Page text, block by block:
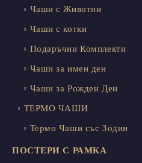
Чаши с Животни
Чаши с котки
Подаръчни Комплекти
Чаши за имен ден
Чаши за Рожден Ден
ТЕРМО ЧАШИ
Термо Чаши със Зодии
ПОСТЕРИ С РАМКА